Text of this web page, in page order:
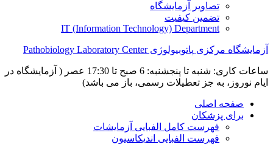
تصاویر آزمایشگاه
تضمین کیفیت
IT (Information Technology) Department
آزمایشگاه مرکزی پاتوبیولوژی Pathobiology Laboratory Center
ساعات کاری: شنبه تا پنجشنبه: 6 صبح تا 17:30 عصر ( آزمایشگاه در
ایام نوروز، به جز تعطیلات رسمی، باز می باشد)
صفحه اصلی
برای پزشکان
فهرست کامل الفبایی آزمایشات
فهرست الفبایی اندیکاسیون